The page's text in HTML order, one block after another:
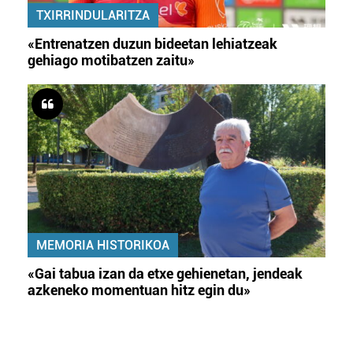
TXIRRINDULARITZA
«Entrenatzen duzun bideetan lehiatzeak
gehiago motibatzen zaitu»
MEMORIA HISTORIKOA
«Gai tabua izan da etxe gehienetan, jendeak
azkeneko momentuan hitz egin du»